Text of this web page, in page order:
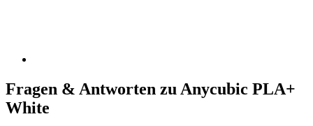
Fragen & Antworten zu Anycubic PLA+
White